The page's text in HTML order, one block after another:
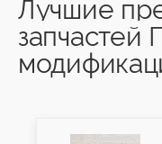
Лучшие
запчастей